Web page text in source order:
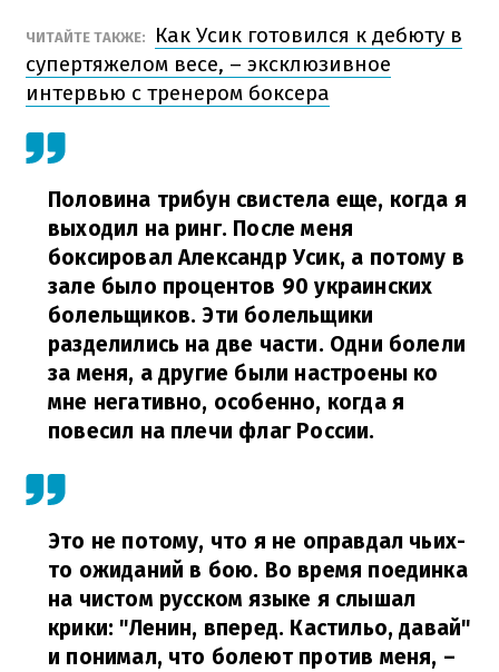
ЧИТАЙТЕ ТАКЖЕ:
Как Усик готовился к дебюту в
супертяжелом весе, – эксклюзивное
интервью с тренером боксера
Половина трибун свистела еще, когда я
выходил на ринг. После меня
боксировал Александр Усик, а потому в
зале было процентов 90 украинских
болельщиков. Эти болельщики
разделились на две части. Одни болели
за меня, а другие были настроены ко
мне негативно, особенно, когда я
повесил на плечи флаг России.
Это не потому, что я не оправдал чьих-
то ожиданий в бою. Во время поединка
на чистом русском языке я слышал
крики: "Ленин, вперед. Кастильо, давай"
и понимал, что болеют против меня, –